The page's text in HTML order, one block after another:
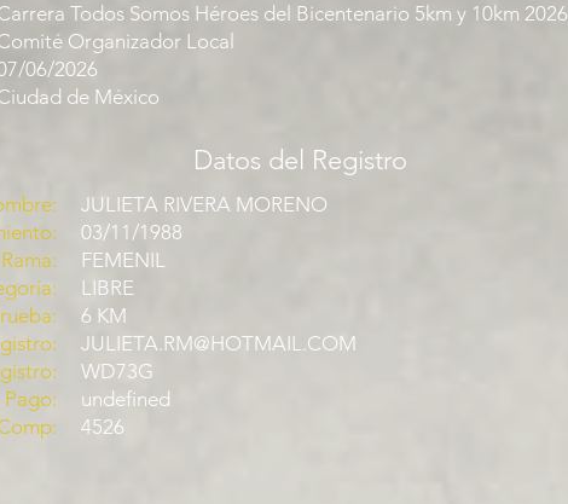
Todos Somos Héroes del Bicentenario 5km y 10km 2026
Organizador Local
06/2026
de México
Datos del Registro
Rama:
JULIETA RIVERA MORENO
03/11/1988
FEMENIL
LIBRE
6 KM
JULIETA.RM@HOTMAIL.COM
WD73G
undefined
4526